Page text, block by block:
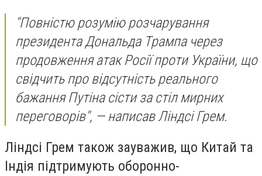
"Повністю розумію розчарування
президента Дональда Трампа через
продовження атак Росії проти України, що
свідчить про відсутність реального
бажання Путіна сісти за стіл мирних
переговорів", — написав Ліндсі Грем.
Ліндсі Грем також зауважив, що Китай та
Індія підтримують оборонно-